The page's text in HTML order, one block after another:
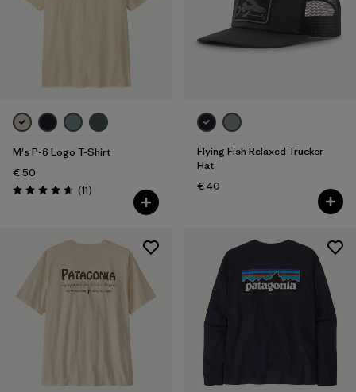
M's P-6 Logo T-Shirt
€ 50
Évaluation: 4.6 / 5
(11Avis
)
Flying Fish Relaxed Trucker
Hat
€ 40